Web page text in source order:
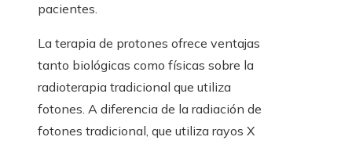
pacientes.
La terapia de protones ofrece ventajas
tanto biológicas como físicas sobre la
radioterapia tradicional que utiliza
fotones. A diferencia de la radiación de
fotones tradicional, que utiliza rayos X